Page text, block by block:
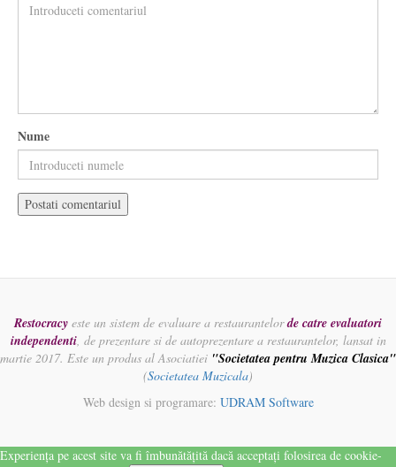
Nume
Restocracy este un sistem de evaluare a restaurantelorde catre evaluatori
independenti, de prezentare si de autoprezentare a restaurantelor, lansat in
martie 2017. Este un produs al Asociatiei "Societatea pentru Muzica Clasica"
(Societatea Muzicala)
Web design si programare: UDRAM Software
Experiența pe acest site va fi îmbunătățită dacă acceptați folosirea de cookie-